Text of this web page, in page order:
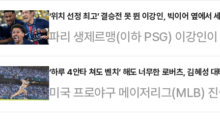
들고 환영의 뜻을 나타냈다. KBO
가 필요하다고 생각했기 때문이었
KBO리그…
‘2025 신한 SOL 뱅크 KBO리그’
다.이로써 2015년 6월 이후 10년
승 26패(승률 0.544)를 기록, 4위
5할 승률에 미치지 못했으나 7경기
기 차로 압박했다.승리의 주역은
‘위치 선정 최고’ 결승전 못 뛴 이강인, 빅이어 옆에서
파리 생제르맹(이하 PSG) 이강인
치 선정으로 우승 세리머니를 함께
위치한 풋볼 아레나 뮌헨(알리안
챔피언스리그’ 인터 밀란(이탈리
전반 12분 아슈라프 하키미의 선제
‘하루 4안타 쳐도 벤치’ 해도 너무한 로버츠, 김혜성
미국 프로야구 메이저리그(MLB)
앤젤레스 다저스)이 다음날 상대가